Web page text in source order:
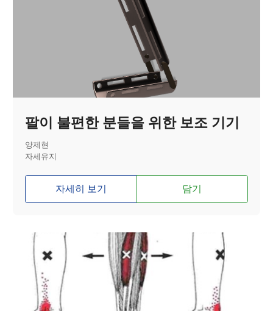
팔이 불편한 분들을 위한 보조 기기
양제현
자세유지
자세히 보기 담기